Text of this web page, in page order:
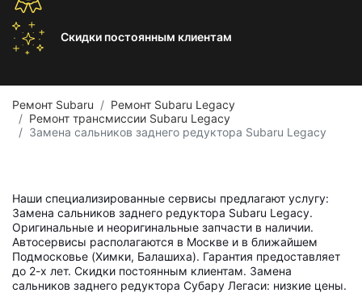
Скидки постоянным клиентам
Ремонт Subaru
Ремонт Subaru Legacy
Ремонт трансмиссии Subaru Legacy
Замена сальников заднего редуктора Subaru Legacy
Наши специализированные сервисы предлагают услугу:
Замена сальников заднего редуктора Subaru Legacy.
Оригинальные и неоригинальные запчасти в наличии.
Автосервисы располагаются в Москве и в ближайшем
Подмосковье (Химки, Балашиха). Гарантия предоставляет
до 2-х лет. Скидки постоянным клиентам. Замена
сальников заднего редуктора Субару Легаси: низкие цены.